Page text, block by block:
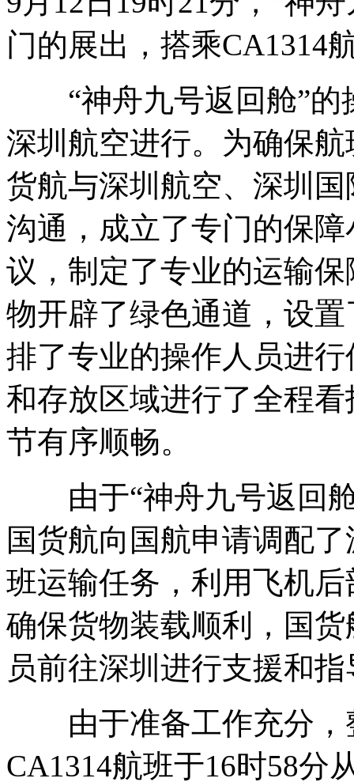
门的展出，搭乘CA1314
“神舟九号返回舱”的
深圳航空进行。为确保
货航与深圳航空、深圳
沟通，成立了专门的保
议，制定了专业的运输
物开辟了绿色通道，设
排了专业的操作人员进
和存放区域进行了全程
节有序顺畅。
由于“神舟九号返回舱
国货航向国航申请调配
班运输任务，利用飞机
确保货物装载顺利，国
员前往深圳进行支援和指
由于准备工作充分，
CA1314航班于16时58分